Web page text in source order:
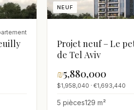
NEUF
Projet neuf – Le
de Tel Aviv
₪5,880,000
$1,958,040 · €1,693,440
5 pièces129 m²